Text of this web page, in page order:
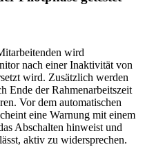
wird
nach einer Inaktivität von
wird. Zusätzlich werden
Ende der Rahmenarbeitszeit
Vor dem automatischen
eine Warnung mit einem
Abschalten hinweist und
aktiv zu widersprechen.